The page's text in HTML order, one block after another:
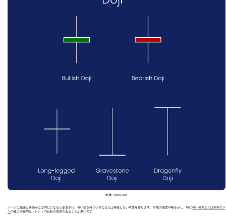
出典: Forex.com
ドージは始値と終値がほぼ同じになると形成され、長い芯を持つ小さなまたは存在しない本体を作ります。市場の優柔不断を示し、特に強い強気または弱気のラ
ンの後に潜在的なトレンドの反転の兆候であることが多いです。